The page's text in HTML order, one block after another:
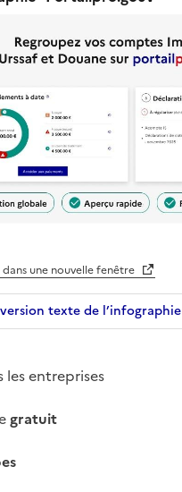
dans une nouvelle fenêtre
texte de l’infographie
les entreprises
gratuit